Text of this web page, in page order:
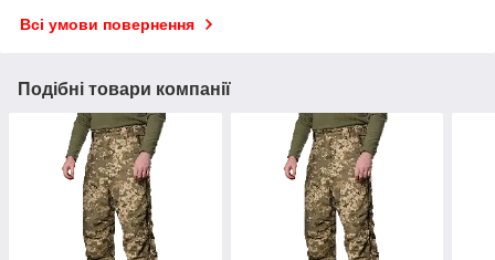
Всі умови повернення
Подібні товари компанії